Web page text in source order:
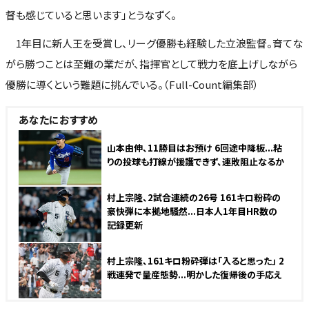
督も感じていると思います」とうなずく。
1年目に新人王を受賞し、リーグ優勝も経験した立浪監督。育てな
がら勝つことは至難の業だが、指揮官として戦力を底上げしながら
優勝に導くという難題に挑んでいる。（Full-Count編集部）
あなたにおすすめ
山本由伸、11勝目はお預け 6回途中降板...粘
りの投球も打線が援護できず、連敗阻止なるか
村上宗隆、2試合連続の26号 161キロ粉砕の
豪快弾に本拠地騒然...日本人1年目HR数の
記録更新
村上宗隆、161キロ粉砕弾は「入ると思った」 2
戦連発で量産態勢...明かした復帰後の手応え